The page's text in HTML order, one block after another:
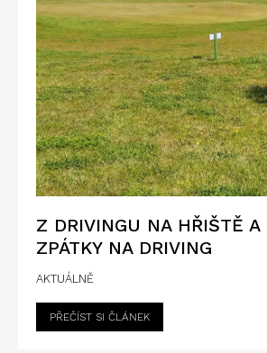
Z DRIVINGU NA HŘIŠTĚ A
ZPÁTKY NA DRIVING
AKTUÁLNĚ
PŘEČÍST SI ČLÁNEK